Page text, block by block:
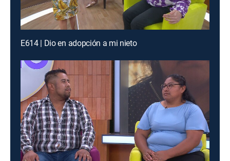
E614 | Dio en adopción a mi nieto